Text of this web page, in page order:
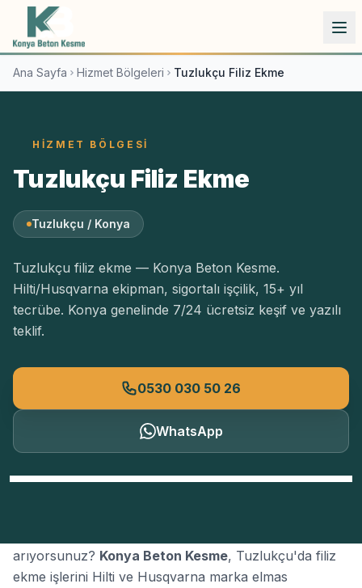
İçeriğe atla
Ana Sayfa Hizmet Bölgeleri Tuzlukçu Filiz Ekme
HIZMET BÖLGESI
Tuzlukçu Filiz Ekme
Tuzlukçu / Konya
Tuzlukçu filiz ekme — Konya Beton Kesme.
Hilti/Husqvarna ekipman, sigortalı işçilik, 15+ yıl
tecrübe. Konya genelinde 7/24 ücretsiz keşif ve yazılı
teklif.
0530 030 50 26
WhatsApp
arıyorsunuz? Konya Beton Kesme, Tuzlukçu'da filiz
ekme işlerini Hilti ve Husqvarna marka elmas